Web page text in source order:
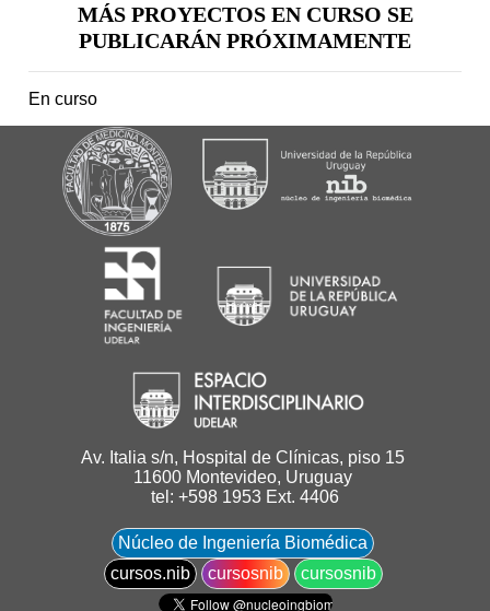
MÁS PROYECTOS EN CURSO SE
PUBLICARÁN PRÓXIMAMENTE
En curso
Av. Italia s/n, Hospital de Clínicas, piso 15
11600 Montevideo, Uruguay
tel: +598 1953 Ext. 4406
Núcleo de Ingeniería Biomédica
cursos.nib
cursosnib cursosnib